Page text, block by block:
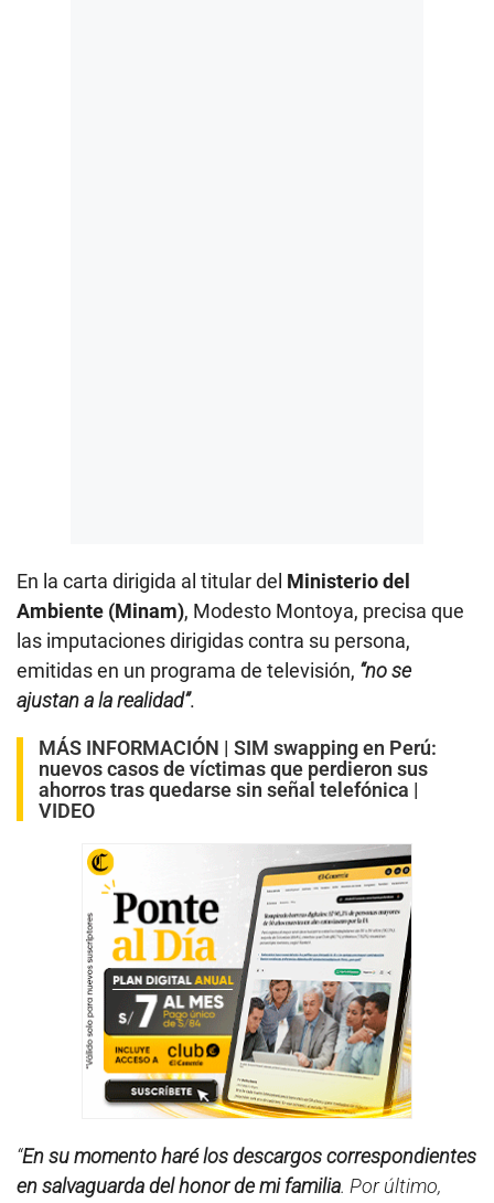
En la carta dirigida al titular del Ministerio del
Ambiente (Minam), Modesto Montoya, precisa que
las imputaciones dirigidas contra su persona,
emitidas en un programa de televisión, “no se
ajustan a la realidad”.
MÁS INFORMACIÓN | SIM swapping en Perú:
nuevos casos de víctimas que perdieron sus
ahorros tras quedarse sin señal telefónica |
VIDEO
“En su momento haré los descargos correspondientes
en salvaguarda del honor de mi familia. Por último,